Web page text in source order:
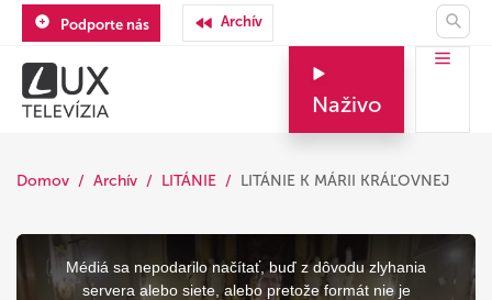
Podporte nás Archív
Naživo
Domov Archív LITÁNIE LITÁNIE K MÁRII KRÁĽOVNEJ
This
window.
Médiá sa nepodarilo načítať, buď z dôvodu zlyhania
servera alebo siete, alebo pretože formát nie je